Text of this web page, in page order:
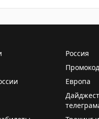
Россия
Европа